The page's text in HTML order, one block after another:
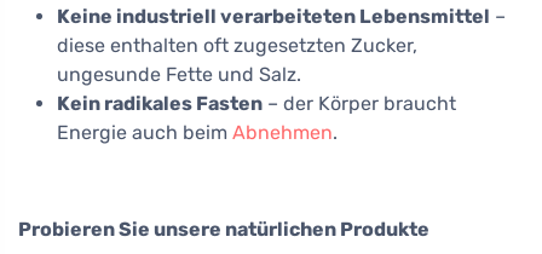
Keine industriell verarbeiteten Lebensmittel –
diese enthalten oft zugesetzten Zucker,
ungesunde Fette und Salz.
Kein radikales Fasten – der Körper braucht
Energie auch beim Abnehmen.
Probieren Sie unsere natürlichen Produkte